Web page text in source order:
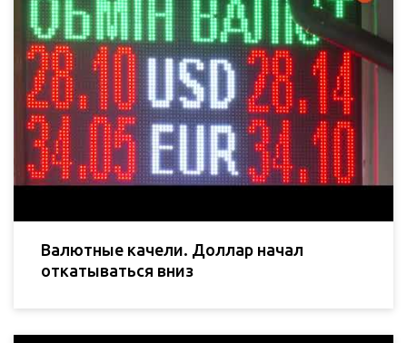
Валютные качели. Доллар начал
откатываться вниз